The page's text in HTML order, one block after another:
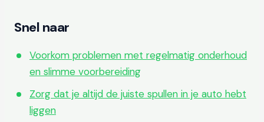
Snel naar
Voorkom problemen met regelmatig onderhoud
en slimme voorbereiding
Zorg dat je altijd de juiste spullen in je auto hebt
liggen